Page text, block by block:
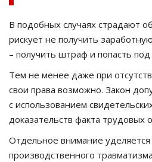
В подобных случаях страдают
рискует не получить
– получить штраф и попасть
Тем не менее даже при
свои права возможно. Закон
с использованием
доказательств факта трудовых
Отдельное внимание уделяется
производственного